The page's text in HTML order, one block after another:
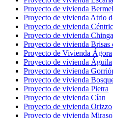
Proyecto de vivienda
Proyecto de vivienda Atrio
Proyecto de vivienda
Proyecto de vivienda
Proyecto de vivienda Brisas
Proyecto de Vivienda Ágora
Proyecto de vivienda Águila
Proyecto de vivienda
Proyecto de vivienda
Proyecto de vivienda Pietra
Proyecto de vivienda Cían
Proyecto de vivienda Orizzo
Proyecto de vivienda